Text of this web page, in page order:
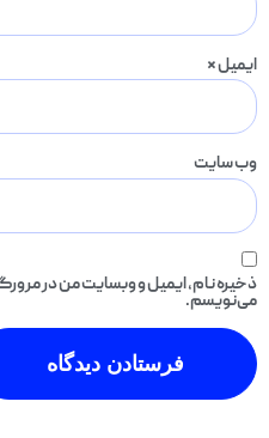
ایمیل*
وب‌ سایت
ذخیره نام، ایمیل و وبسایت من در
می‌نویسم.